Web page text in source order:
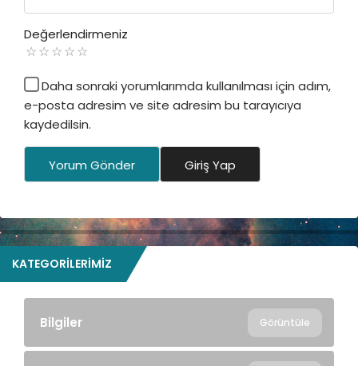
Değerlendirmeniz
Daha sonraki yorumlarımda kullanılması için adım,
e-posta adresim ve site adresim bu tarayıcıya
kaydedilsin.
Yorum Gönder Giriş Yap
KATEGORILERIMIZ
Bilgiler Görüntüle